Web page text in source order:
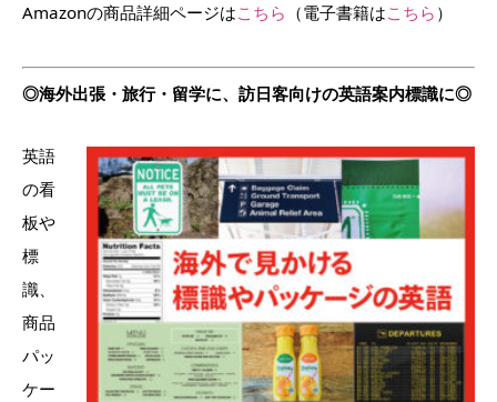
Amazonの商品詳細ページはこちら （電子書籍はこちら ）
◎海外出張・旅行・留学に、訪日客向けの英語案内標識に◎
英語
の看
板や
標
識、
商品
パッ
ケー